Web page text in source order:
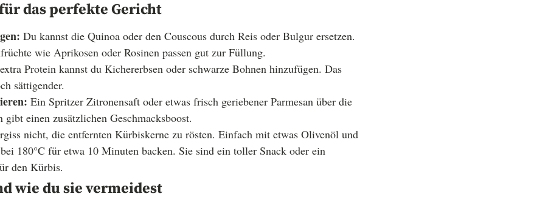
das perfekte Gericht
Du kannst die Quinoa oder den Couscous durch Reis oder Bulgur ersetzen.
wie Aprikosen oder Rosinen passen gut zur Füllung.
Protein kannst du Kichererbsen oder schwarze Bohnen hinzufügen. Das
sättigender.
Ein Spritzer Zitronensaft oder etwas frisch geriebener Parmesan über die
einen zusätzlichen Geschmacksboost.
nicht, die entfernten Kürbiskerne zu rösten. Einfach mit etwas Olivenöl und
180°C für etwa 10 Minuten backen. Sie sind ein toller Snack oder ein
den Kürbis.
wie du sie vermeidest